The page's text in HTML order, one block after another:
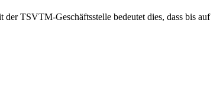
TSVTM-Geschäftsstelle bedeutet dies, dass bis auf